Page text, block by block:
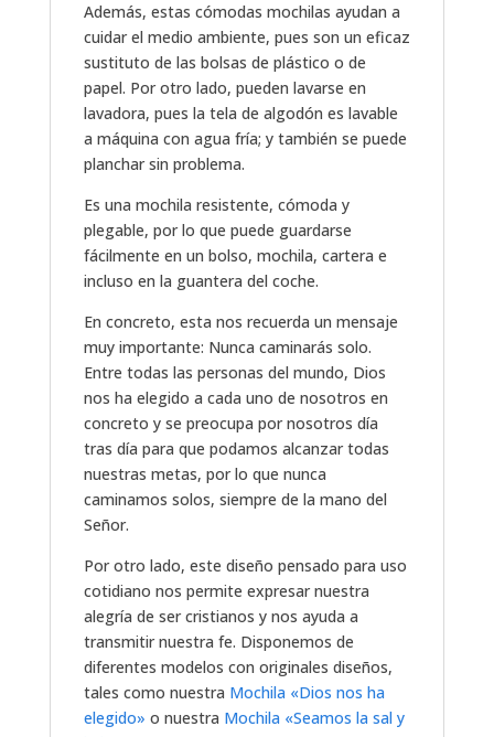
Además, estas cómodas mochilas ayudan a
cuidar el medio ambiente, pues son un eficaz
sustituto de las bolsas de plástico o de
papel. Por otro lado, pueden lavarse en
lavadora, pues la tela de algodón es lavable
a máquina con agua fría; y también se puede
planchar sin problema.
Es una mochila resistente, cómoda y
plegable, por lo que puede guardarse
fácilmente en un bolso, mochila, cartera e
incluso en la guantera del coche.
En concreto, esta nos recuerda un mensaje
muy importante: Nunca caminarás solo.
Entre todas las personas del mundo, Dios
nos ha elegido a cada uno de nosotros en
concreto y se preocupa por nosotros día
tras día para que podamos alcanzar todas
nuestras metas, por lo que nunca
caminamos solos, siempre de la mano del
Señor.
Por otro lado, este diseño pensado para uso
cotidiano nos permite expresar nuestra
alegría de ser cristianos y nos ayuda a
transmitir nuestra fe. Disponemos de
diferentes modelos con originales diseños,
tales como nuestra Mochila «Dios nos ha
elegido» o nuestra Mochila «Seamos la sal y